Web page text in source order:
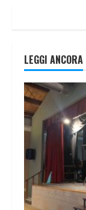
LEGGI ANCORA